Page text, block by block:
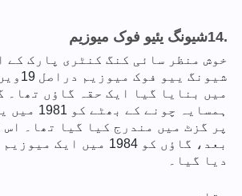
شیونگ یئیو فوک میوزیم14.
خوش منظر سائی کنگ کنٹری پارک کے
شیونگ
میں بنایا گیا ایک حقہ گاؤں تھا۔
ہمسایہ
پر گزٹ میں مندرج کیا گیا تھا۔ اس
بعد، گاؤں کو 1984 میں
دیا گیا۔